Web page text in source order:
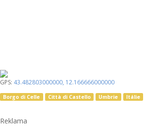
GPS: 43.482803000000, 12.166666000000
Borgo di Celle Città di Castello Umbrie Itálie
Reklama